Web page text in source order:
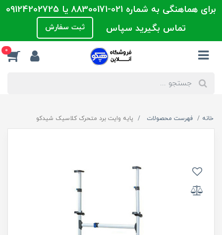
برای هماهنگی به شماره 021-88300171 یا 09124202725
تماس بگیرید سپاس
ثبت سفارش
0
خانه فهرست محصولات پایه وایت برد متحرک کلاسیک شیدکو